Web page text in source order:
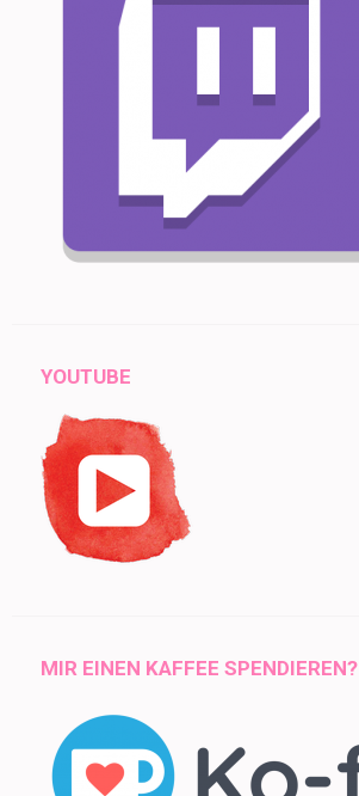
YOUTUBE
MIR EINEN KAFFEE SPENDIEREN?